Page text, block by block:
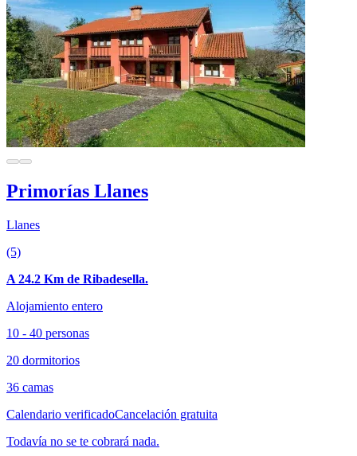
Primorías Llanes
Llanes
(5)
A 24.2 Km de Ribadesella.
Alojamiento entero
10 - 40 personas
20 dormitorios
36 camas
Calendario verificadoCancelación gratuita
Todavía no se te cobrará nada.